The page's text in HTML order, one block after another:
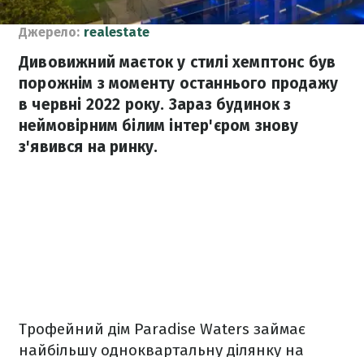
Джерело: realestate
Дивовижний маєток у стилі хемптонс був
порожнім з моменту останнього продажу
в червні 2022 року. Зараз будинок з
неймовірним білим інтер'єром знову
з'явився на ринку.
Трофейний дім Paradise Waters займає
найбільшу одноквартальну ділянку на